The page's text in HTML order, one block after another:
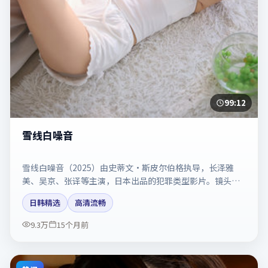
99:12
雪线白噪音
雪线白噪音（2025）由史蒂文·斯皮尔伯格执导，长泽雅
美、吴京、张译等主演，日本出品的犯罪类型影片。镜头克
制却充满张力，人物弧光完整。剧情简介与主创信息可供检
索参考，上映日期以片方资料为准。
日韩精选
高清流畅
9.3万
15个月前